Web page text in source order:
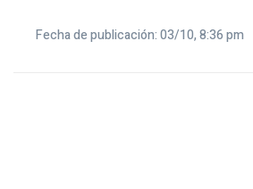
Fecha de publicación: 03/10, 8:36 pm